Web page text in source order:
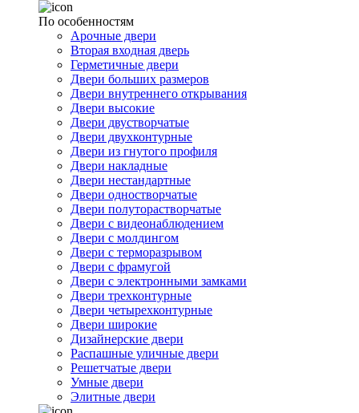
По особенностям
Арочные двери
Вторая входная дверь
Герметичные двери
Двери больших размеров
Двери внутреннего открывания
Двери высокие
Двери двустворчатые
Двери двухконтурные
Двери из гнутого профиля
Двери накладные
Двери нестандартные
Двери одностворчатые
Двери полуторастворчатые
Двери с видеонаблюдением
Двери с молдингом
Двери с терморазрывом
Двери с фрамугой
Двери с электронными замками
Двери трехконтурные
Двери четырехконтурные
Двери широкие
Дизайнерские двери
Распашные уличные двери
Решетчатые двери
Умные двери
Элитные двери